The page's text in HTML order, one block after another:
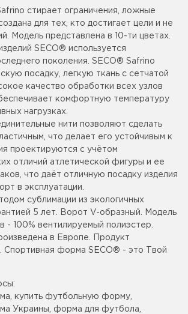
стирает ограничения, ложные
для тех, кто достигает цели и не
Модель представлена в 10-ти цветах.
SECO® используется
поколения. SECO® Safrino
посадку, легкую ткань с сетчатой
качество обработки всех узлов
комфортную температуру
нагрузках.
нити позволяют сделать
что делает его устойчивым к
проектируются с учётом
отличий атлетической фигуры и ее
что даёт отличную посадку изделия
в эксплуатации.
сублимации из экологичных
5 лет. Ворот V-образный. Модель
- 100% вентилируемый полиэстер.
в Европе. Продукт
Спортивная форма SECO® - это Твой
купить футбольную форму,
Украины, форма для футбола,